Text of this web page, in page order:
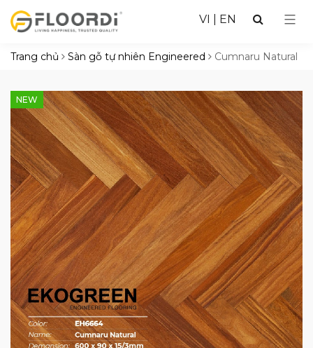
VI EN
Trang chủ Sàn gỗ tự nhiên Engineered Cumnaru Natural
NEW